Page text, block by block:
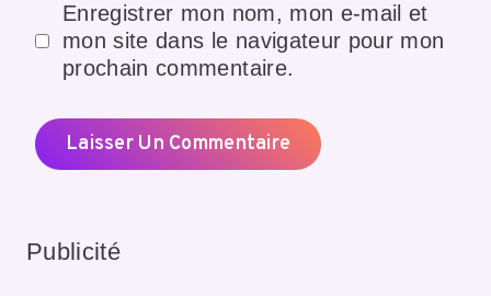
Enregistrer mon nom, mon e-mail et
mon site dans le navigateur pour mon
prochain commentaire.
Publicité